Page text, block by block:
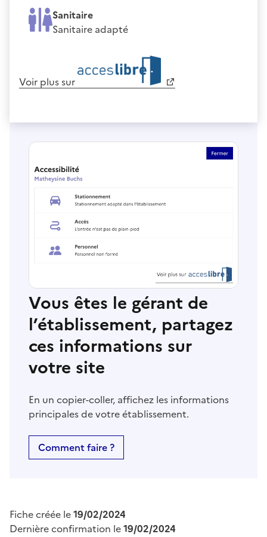
Sanitaire
Sanitaire adapté
Voir plus sur
Vous êtes le gérant de
l’établissement, partagez
ces informations sur
votre site
En un copier-coller, affichez les informations
principales de votre établissement.
Comment faire ?
Fiche créée le19/02/2024
Dernière confirmation le19/02/2024